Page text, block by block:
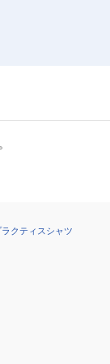
ラクティスシャツ